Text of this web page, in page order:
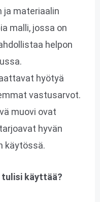
ja materiaalin
malli, jossa on
helpon
hyötyä
vastusarvot.
muovi ovat
hyvän
käytössä.
tulisi käyttää?